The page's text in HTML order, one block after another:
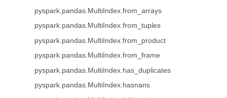
pyspark.pandas.MultiIndex.from_arrays
pyspark.pandas.MultiIndex.from_tuples
pyspark.pandas.MultiIndex.from_product
pyspark.pandas.MultiIndex.from_frame
pyspark.pandas.MultiIndex.has_duplicates
pyspark.pandas.MultiIndex.hasnans